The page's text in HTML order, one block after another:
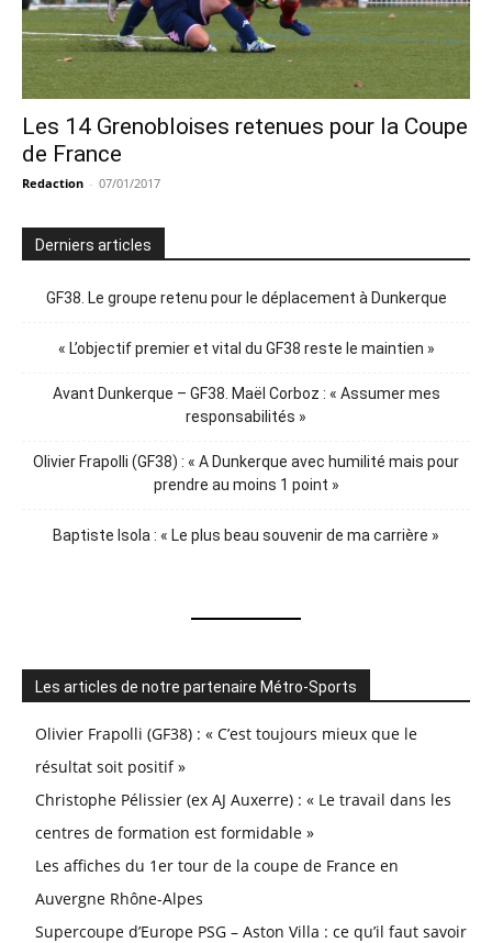
Les 14 Grenobloises retenues pour la Coupe
de France
Redaction - 07/01/2017
Derniers articles
GF38. Le groupe retenu pour le déplacement à Dunkerque
« L’objectif premier et vital du GF38 reste le maintien »
Avant Dunkerque – GF38. Maël Corboz : « Assumer mes
responsabilités »
Olivier Frapolli (GF38) : « A Dunkerque avec humilité mais pour
prendre au moins 1 point »
Baptiste Isola : « Le plus beau souvenir de ma carrière »
Les articles de notre partenaire Métro-Sports
Olivier Frapolli (GF38) : « C’est toujours mieux que le
résultat soit positif »
Christophe Pélissier (ex AJ Auxerre) : « Le travail dans les
centres de formation est formidable »
Les affiches du 1er tour de la coupe de France en
Auvergne Rhône-Alpes
Supercoupe d’Europe PSG – Aston Villa : ce qu’il faut savoir